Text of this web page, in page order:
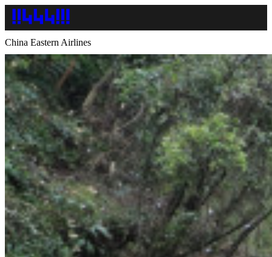
China Eastern Airlines